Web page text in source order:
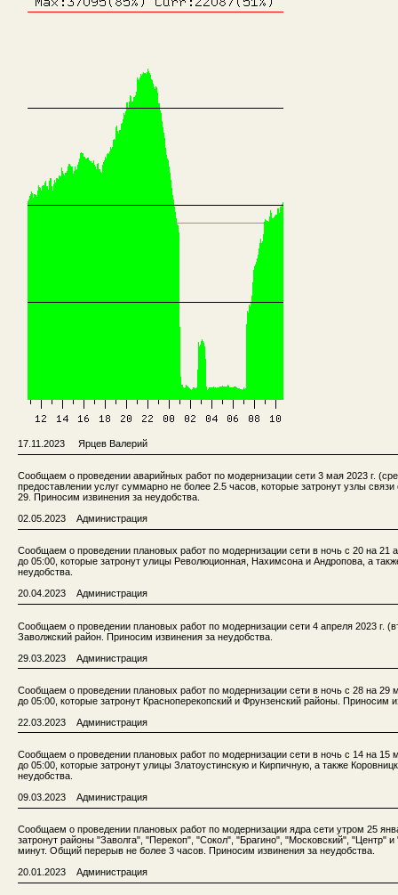
17.11.2023 Ярцев Валерий
Сообщаем о проведении аварийных работ по модернизации сети 3 мая 2023 г.
предоставлении услуг суммарно не более 2.5 часов, которые затронут узлы
29. Приносим извинения за неудобства.
02.05.2023 Администрация
Сообщаем о проведении плановых работ по модернизации сети в ночь с 20 на 21
до 05:00, которые затронут улицы Революционная, Нахимсона и Андропова, а
неудобства.
20.04.2023 Администрация
Сообщаем о проведении плановых работ по модернизации сети 4 апреля 2023 г.
Заволжский район. Приносим извинения за неудобства.
29.03.2023 Администрация
Сообщаем о проведении плановых работ по модернизации сети в ночь с 28 на 29
до 05:00, которые затронут Красноперекопский и Фрунзенский районы. Приносим
22.03.2023 Администрация
Сообщаем о проведении плановых работ по модернизации сети в ночь с 14 на 15
до 05:00, которые затронут улицы Златоустинскую и Кирпичную, а также
неудобства.
09.03.2023 Администрация
Сообщаем о проведении плановых работ по модернизации ядра сети утром 25
затронут районы "Заволга", "Перекоп", "Сокол", "Брагино", "Московский", "Центр"
минут. Общий перерыв не более 3 часов. Приносим извинения за неудобства.
20.01.2023 Администрация